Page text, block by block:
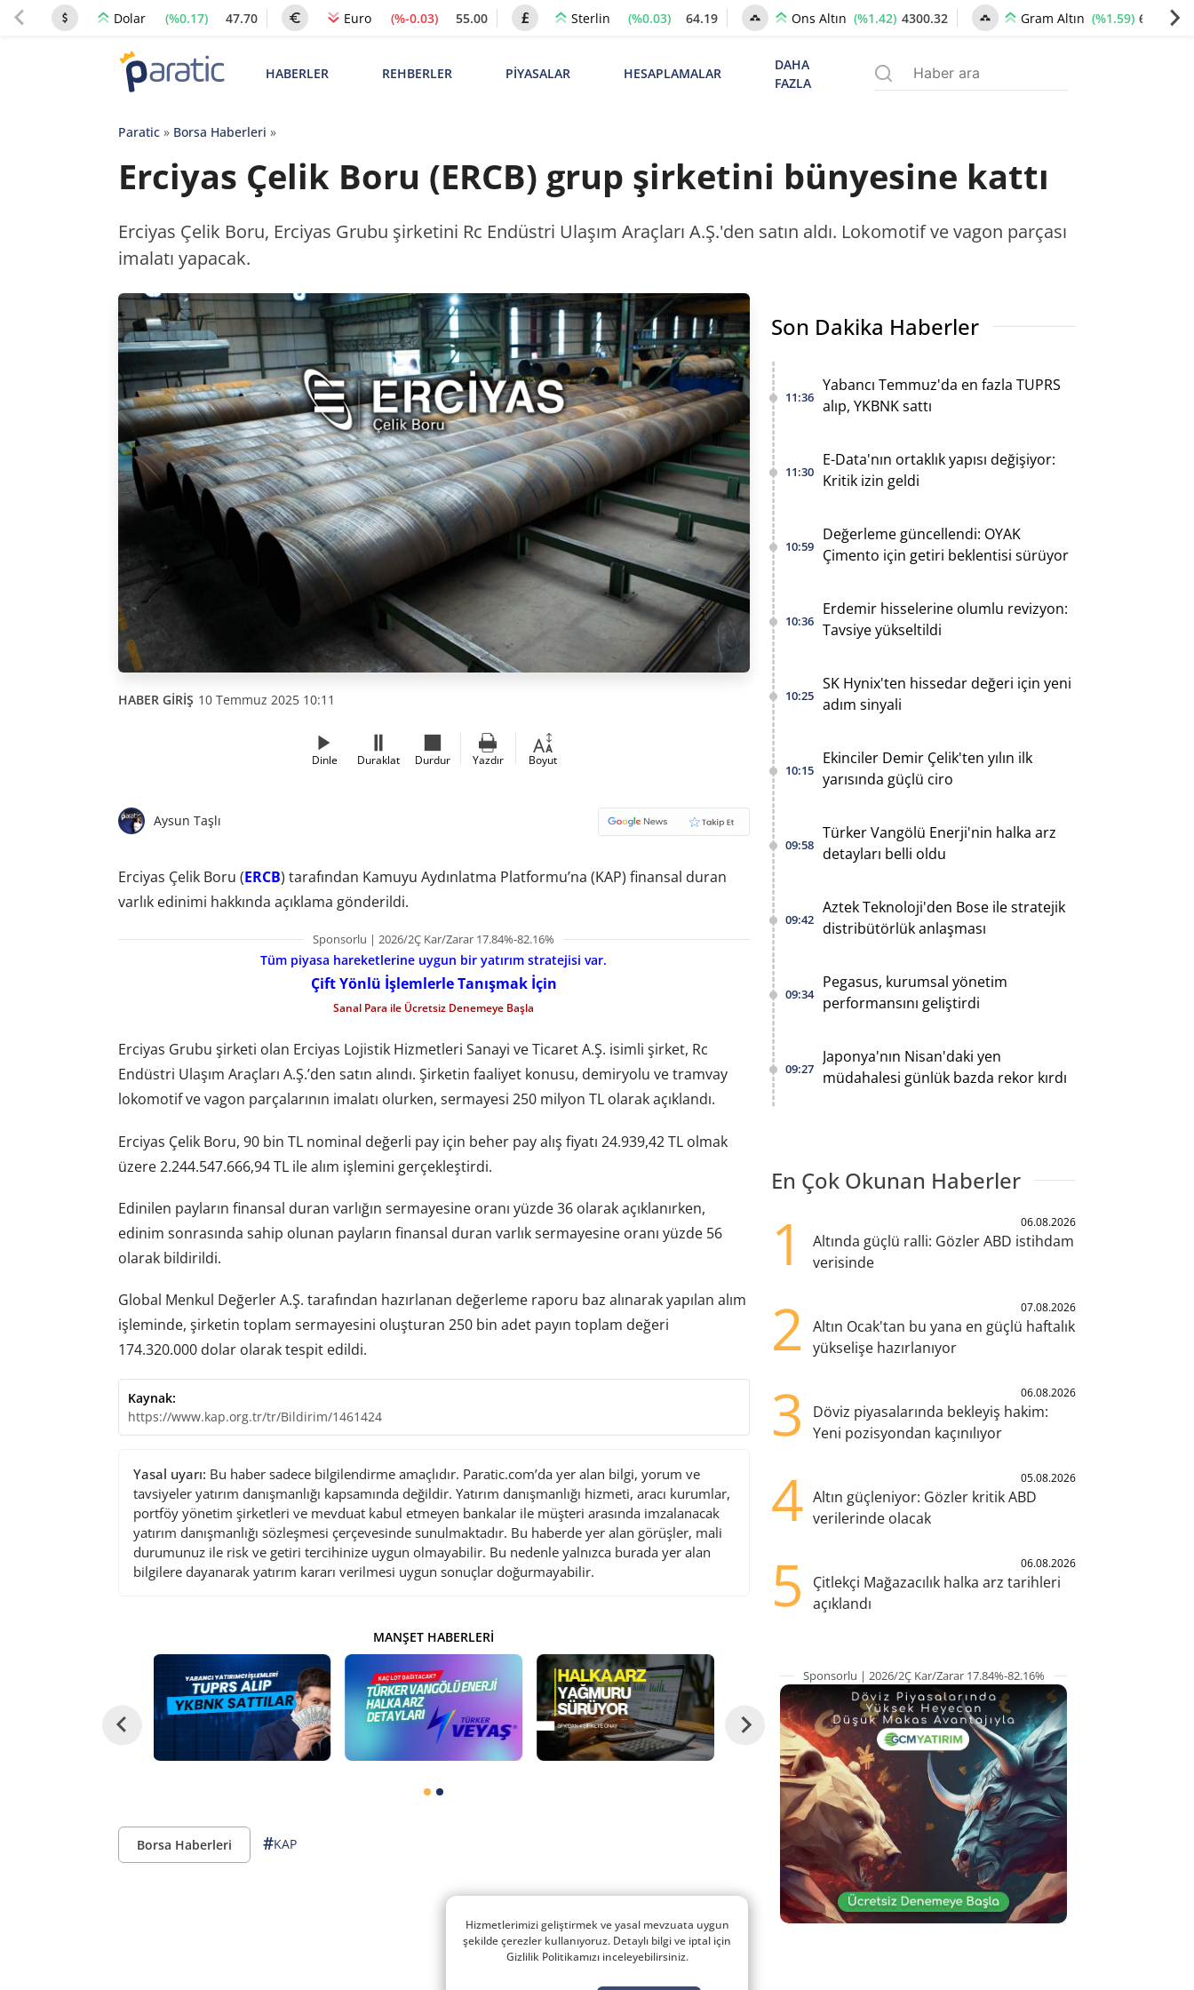
Dolar (%0.17) 47.70 Euro (%-0.03) 55.00 Sterlin (%0.03) 64.19 Ons Altın (%1.42) 4300.32 Gram Altın (%1.59) 6595.96
HABERLER REHBERLER PİYASALAR HESAPLAMALAR
DAHA
FAZLA
Paratic» Borsa Haberleri »
Erciyas Çelik Boru (ERCB) grup şirketini bünyesine kattı
Erciyas Çelik Boru, Erciyas Grubu şirketini Rc Endüstri Ulaşım Araçları A.Ş.'den satın aldı. Lokomotif ve vagon parçası
imalatı yapacak.
HABER GİRİŞ 10 Temmuz 2025 10:11
Dinle Duraklat Durdur Yazdır Boyut
Aysun Taşlı
Erciyas Çelik Boru (ERCB) tarafından Kamuyu Aydınlatma Platformu’na (KAP) finansal duran
varlık edinimi hakkında açıklama gönderildi.
Sponsorlu | 2026/2Ç Kar/Zarar 17.84%-82.16%
Tüm piyasa hareketlerine uygun bir yatırım stratejisi var.
Çift Yönlü İşlemlerle Tanışmak İçin
Sanal Para ile Ücretsiz Denemeye Başla
Erciyas Grubu şirketi olan Erciyas Lojistik Hizmetleri Sanayi ve Ticaret A.Ş. isimli şirket, Rc
Endüstri Ulaşım Araçları A.Ş.’den satın alındı. Şirketin faaliyet konusu, demiryolu ve tramvay
lokomotif ve vagon parçalarının imalatı olurken, sermayesi 250 milyon TL olarak açıklandı.
Erciyas Çelik Boru, 90 bin TL nominal değerli pay için beher pay alış fiyatı 24.939,42 TL olmak
üzere 2.244.547.666,94 TL ile alım işlemini gerçekleştirdi.
Edinilen payların finansal duran varlığın sermayesine oranı yüzde 36 olarak açıklanırken,
edinim sonrasında sahip olunan payların finansal duran varlık sermayesine oranı yüzde 56
olarak bildirildi.
Global Menkul Değerler A.Ş. tarafından hazırlanan değerleme raporu baz alınarak yapılan alım
işleminde, şirketin toplam sermayesini oluşturan 250 bin adet payın toplam değeri
174.320.000 dolar olarak tespit edildi.
Kaynak:
https://www.kap.org.tr/tr/Bildirim/1461424
Yasal uyarı: Bu haber sadece bilgilendirme amaçlıdır. Paratic.com’da yer alan bilgi, yorum ve
tavsiyeler yatırım danışmanlığı kapsamında değildir. Yatırım danışmanlığı hizmeti, aracı kurumlar,
portföy yönetim şirketleri ve mevduat kabul etmeyen bankalar ile müşteri arasında imzalanacak
yatırım danışmanlığı sözleşmesi çerçevesinde sunulmaktadır. Bu haberde yer alan görüşler, mali
durumunuz ile risk ve getiri tercihinize uygun olmayabilir. Bu nedenle yalnızca burada yer alan
bilgilere dayanarak yatırım kararı verilmesi uygun sonuçlar doğurmayabilir.
MANŞET HABERLERI
Borsa Haberleri #KAP
Son Dakika Haberler
11:36
Yabancı Temmuz'da en fazla TUPRS
alıp, YKBNK sattı
11:30
E-Data'nın ortaklık yapısı değişiyor:
Kritik izin geldi
10:59
Değerleme güncellendi: OYAK
Çimento için getiri beklentisi sürüyor
10:36
Erdemir hisselerine olumlu revizyon:
Tavsiye yükseltildi
10:25
SK Hynix'ten hissedar değeri için yeni
adım sinyali
10:15
Ekinciler Demir Çelik'ten yılın ilk
yarısında güçlü ciro
09:58
Türker Vangölü Enerji'nin halka arz
detayları belli oldu
09:42
Aztek Teknoloji'den Bose ile stratejik
distribütörlük anlaşması
09:34
Pegasus, kurumsal yönetim
performansını geliştirdi
09:27
Japonya'nın Nisan'daki yen
müdahalesi günlük bazda rekor kırdı
En Çok Okunan Haberler
1 06.08.2026
Altında güçlü ralli: Gözler ABD istihdam
verisinde
2 07.08.2026
Altın Ocak'tan bu yana en güçlü haftalık
yükselişe hazırlanıyor
3 06.08.2026
Döviz piyasalarında bekleyiş hakim:
Yeni pozisyondan kaçınılıyor
4 05.08.2026
Altın güçleniyor: Gözler kritik ABD
verilerinde olacak
5 06.08.2026
Çitlekçi Mağazacılık halka arz tarihleri
açıklandı
Sponsorlu | 2026/2Ç Kar/Zarar 17.84%-82.16%
Hizmetlerimizi geliştirmek ve yasal mevzuata uygun
şekilde çerezler kullanıyoruz. Detaylı bilgi ve iptal için
Gizlilik Politikamızı inceleyebilirsiniz.